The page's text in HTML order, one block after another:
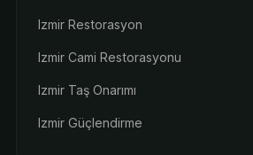
Izmir Restorasyon
Izmir Cami Restorasyonu
Izmir Taş Onarımı
Izmir Güçlendirme